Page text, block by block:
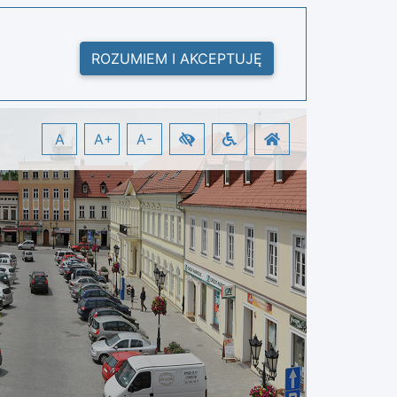
ROZUMIEM I AKCEPTUJĘ
A A+ A-